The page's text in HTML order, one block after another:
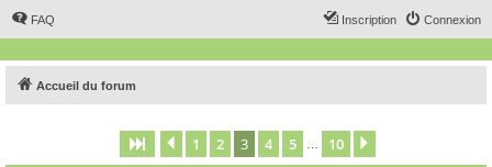
FAQ Connexion
Inscription
Accueil du forum
Page sur10
Précédent
1 2 3 4 5 10